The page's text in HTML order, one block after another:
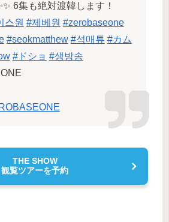
6集も絶対渡韓します！
스원 #제베원 #zerobaseone
#seokmatthew #석매튜 #カム
#ドショ #생방송
THE SHOW
観覧ツアーを予約